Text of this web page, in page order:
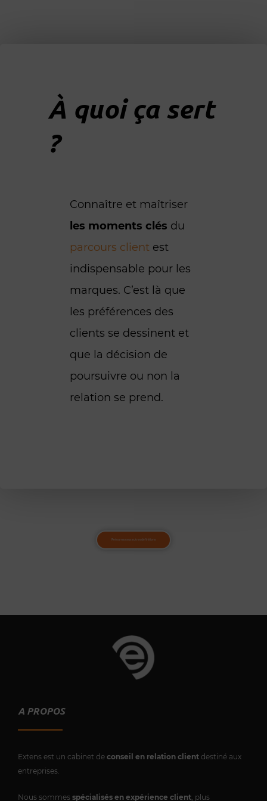
À quoi ça sert
?
Connaître et maîtriser
les moments clés du
parcours client est
indispensable pour les
marques. C’est là que
les préférences des
clients se dessinent et
que la décision de
poursuivre ou non la
relation se prend.
Retournez aux autres définitions
A PROPOS
Extens est un cabinet de conseil en relation client destiné aux
entreprises.
Nous sommes spécialisés en expérience client, plus